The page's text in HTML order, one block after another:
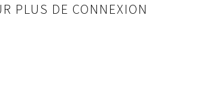
PLUS DE CONNEXION